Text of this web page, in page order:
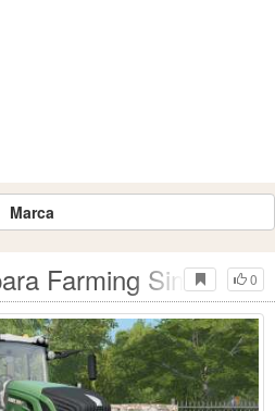
Marca
0
Farming Simulator